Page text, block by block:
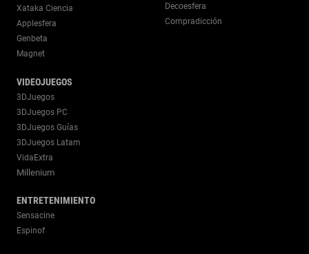
Xataka Ciencia
Applesfera
Genbeta
Magnet
VIDEOJUEGOS
3DJuegos
3DJuegos PC
3DJuegos Guías
3DJuegos Latam
VidaExtra
Millenium
ENTRETENIMIENTO
Sensacine
Espinof
Decoesfera
Compradicción